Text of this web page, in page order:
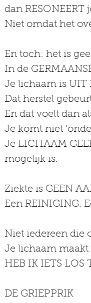
dan
Niet omdat het
En toch: het is
In de
Je lichaam is UIT
Dat herstel
En dat voelt dan
Je komt niet
Je LICHAAM
mogelijk is.
Ziekte is GEEN
Een REINIGING.
Niet iedereen die
Je lichaam
HEB IK IETS LOS
DE GRIEPPRIK